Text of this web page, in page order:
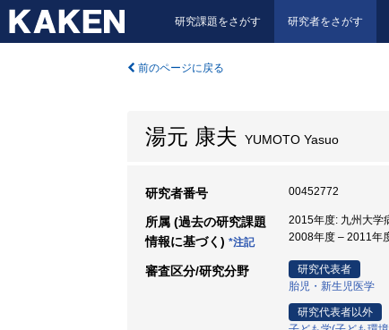
研究課題をさがす 研究者をさがす
前のページに戻る
湯元 康夫 YUMOTO Yasuo
研究者番号 00452772
所属 (過去の研究課題
情報に基づく) *注記
2015年度: 九州大学
2008年度 – 2011年
審査区分/研究分野
研究代表者
胎児・新生児医学
研究代表者以外